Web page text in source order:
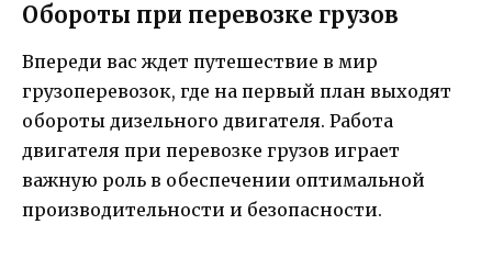
Обороты при перевозке грузов
Впереди вас ждет путешествие в мир
грузоперевозок, где на первый план выходят
обороты дизельного двигателя. Работа
двигателя при перевозке грузов играет
важную роль в обеспечении оптимальной
производительности и безопасности.